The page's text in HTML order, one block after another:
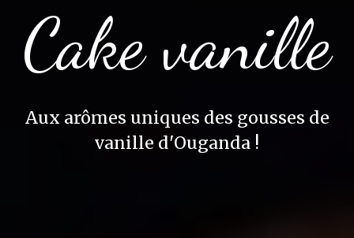
Cake vanille
Aux arômes uniques des gousses de
vanille d'Ouganda !